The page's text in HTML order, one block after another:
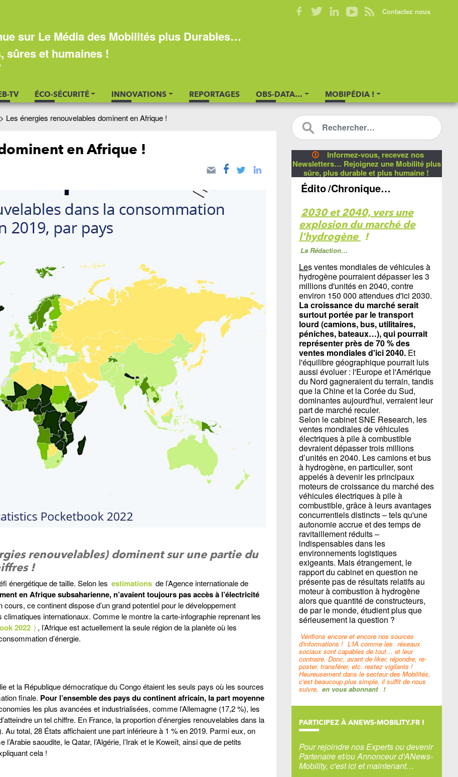
sur Le Média des Mobilités plus Durables…
sûres et humaines !
TV ÉCO-SÉCURITÉ INNOVATIONS REPORTAGES OBS-DATA… MOBIPÉDIA !
Contactez nous
> Les énergies renouvelables dominent en Afrique !
en Afrique !
renouvelables) dominent sur une partie du
!
énergétique de taille. Selon les estimations de l’Agence internationale de
en Afrique subsaharienne, n’avaient toujours pas accès à l’électricité
ce continent dispose d’un grand potentiel pour le développement
internationaux. Comme le montre la carte-infographie reprenant les
2022 ) , l’Afrique est actuellement la seule région de la planète où les
d’énergie.
et la République démocratique du Congo étaient les seuls pays où les sources
finale. Pour l’ensemble des pays du continent africain, la part moyenne
les plus avancées et industrialisées, comme l’Allemagne (17,2 %), les
un tel chiffre. En France, la proportion d’énergies renouvelables dans la
total, 28 États affichaient une part inférieure à 1 % en 2019. Parmi eux, on
saoudite, le Qatar, l’Algérie, l’Irak et le Koweït, ainsi que de petits
cela !
🛈
Informez-vous, recevez nos
Newsletters… Rejoignez une Mobilité plus
sûre, plus durable et plus humaine !
Édito/Chronique…
2030 et 2040, vers une
explosion du marché de
l'hydrogène !
La Rédaction…
Les ventes mondiales de véhicules à
hydrogène pourraient dépasser les 3
millions d'unités en 2040, contre
environ 150 000 attendues d'ici 2030.
La croissance du marché serait
surtout portée par le transport
lourd (camions, bus, utilitaires,
péniches, bateaux…), qui pourrait
représenter près de 70 % des
ventes mondiales d'ici 2040. Et
l'équilibre géographique pourrait luis
aussi évoluer : l'Europe et l'Amérique
du Nord gagneraient du terrain, tandis
que la Chine et la Corée du Sud,
dominantes aujourd'hui, verraient leur
part de marché reculer.
Selon le cabinet SNE Research, les
ventes mondiales de véhicules
électriques à pile à combustible
devraient dépasser trois millions
d’unités en 2040. Les camions et bus
à hydrogène, en particulier, sont
appelés à devenir les principaux
moteurs de croissance du marché des
véhicules électriques à pile à
combustible, grâce à leurs avantages
concurrentiels distincts – tels qu'une
autonomie accrue et des temps de
ravitaillement réduits –
indispensables dans les
environnements logistiques
exigeants. Mais étrangement, le
rapport du cabinet en question ne
présente pas de résultats relatifs au
moteur à combustion à hydrogène
alors que quantité de constructeurs,
de par le monde, étudient plus que
sérieusement la question ?
Vérifions encore et encore nos sources
d'informations ! L'IA comme les réseaux
sociaux sont capables de tout… et leur
contraire. Donc, avant de liker, répondre, re-
poster, transférer, etc. restez vigilants !
Heureusement dans le secteur des Mobilités,
c'est beaucoup plus simple, il suffit de nous
suivre, en vous abonnant !
PARTICIPEZ À ANEWS-MOBILITY.FR !
Pour rejoindre nos Experts ou devenir
Partenaire et/ou Annonceur d'ANews-
Mobility, c'est ici et maintenant…